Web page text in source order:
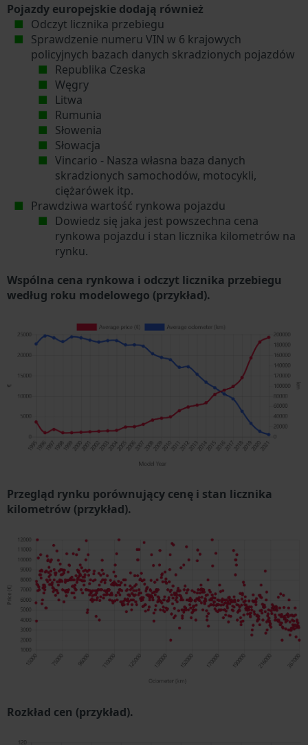
Pojazdy europejskie dodają również
Odczyt licznika przebiegu
Sprawdzenie numeru VIN w 6 krajowych
policyjnych bazach danych skradzionych pojazdów
Republika Czeska
Węgry
Litwa
Rumunia
Słowenia
Słowacja
Vincario - Nasza własna baza danych
skradzionych samochodów, motocykli,
ciężarówek itp.
Prawdziwa wartość rynkowa pojazdu
Dowiedz się jaka jest powszechna cena
rynkowa pojazdu i stan licznika kilometrów na
rynku.
Wspólna cena rynkowa i odczyt licznika przebiegu
według roku modelowego (przykład).
Przegląd rynku porównujący cenę i stan licznika
kilometrów (przykład).
Rozkład cen (przykład).